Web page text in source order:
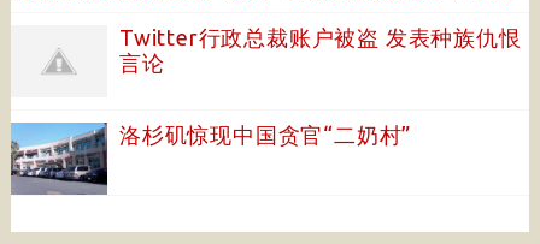
Twitter行政总裁账户被盗 发表种族仇恨
言论
洛杉矶惊现中国贪官“二奶村”